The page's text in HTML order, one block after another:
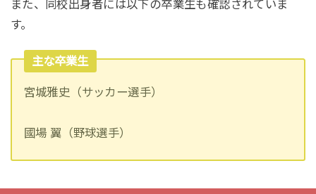
また、同校出身者には以下の卒業生も確認されていま
す。
主な卒業生
宮城雅史（サッカー選手）
國場 翼（野球選手）